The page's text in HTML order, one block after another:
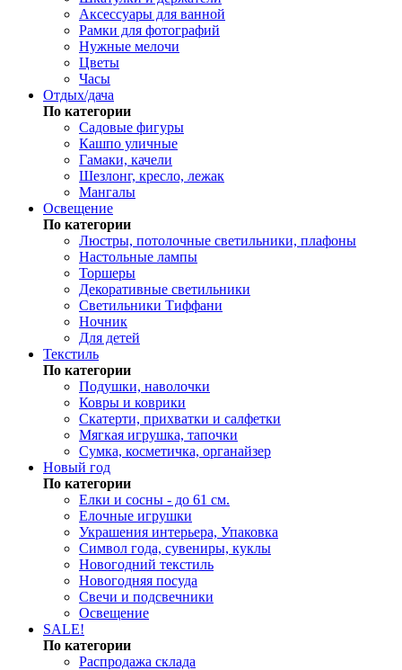
Аксессуары для ванной
Рамки для фотографий
Нужные мелочи
Цветы
Часы
Отдых/дача
По категории
Садовые фигуры
Кашпо уличные
Гамаки, качели
Шезлонг, кресло, лежак
Мангалы
Освещение
По категории
Люстры, потолочные светильники, плафоны
Настольные лампы
Торшеры
Декоративные светильники
Светильники Тиффани
Ночник
Для детей
Текстиль
По категории
Подушки, наволочки
Ковры и коврики
Скатерти, прихватки и салфетки
Мягкая игрушка, тапочки
Сумка, косметичка, органайзер
Новый год
По категории
Елки и сосны - до 61 см.
Елочные игрушки
Украшения интерьера, Упаковка
Символ года, сувениры, куклы
Новогодний текстиль
Новогодняя посуда
Свечи и подсвечники
Освещение
SALE!
По категории
Распродажа склада